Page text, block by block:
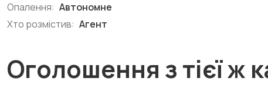
Опалення: Автономне
Хто розмістив: Агент
Оголошення з тієї ж